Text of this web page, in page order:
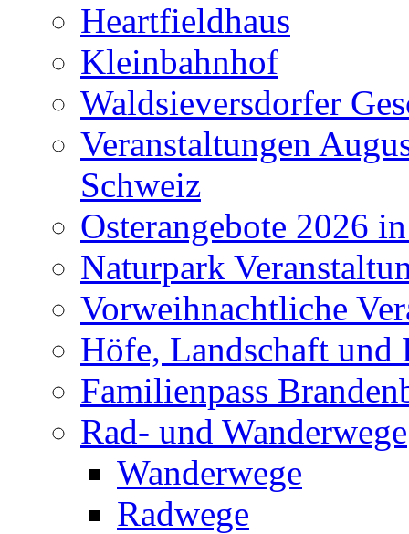
Heartfieldhaus
Kleinbahnhof
Waldsieversdorfer
Veranstaltungen
Schweiz
Osterangebote 2026
Naturpark
Vorweihnachtliche
Höfe, Landschaft und
Familienpass
Rad- und Wanderwege
Wanderwege
Radwege